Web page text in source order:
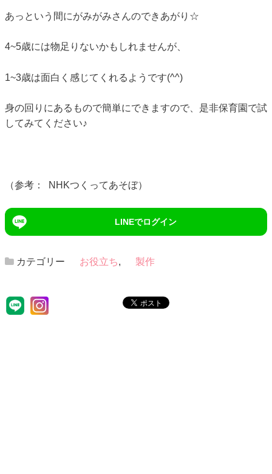
あっという間にがみがみさんのできあがり☆
4~5歳には物足りないかもしれませんが、
1~3歳は面白く感じてくれるようです(^^)
身の回りにあるもので簡単にできますので、是非保育園で試
してみてください♪
（参考： NHKつくってあそぼ）
LINEでログイン
カテゴリー お役立ち, 製作